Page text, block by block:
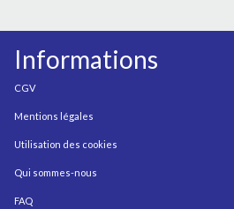
Informations
CGV
Mentions légales
Utilisation des cookies
Qui sommes-nous
FAQ